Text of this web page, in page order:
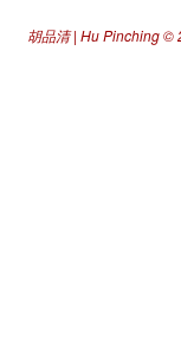
胡品清 | Hu Pinching©